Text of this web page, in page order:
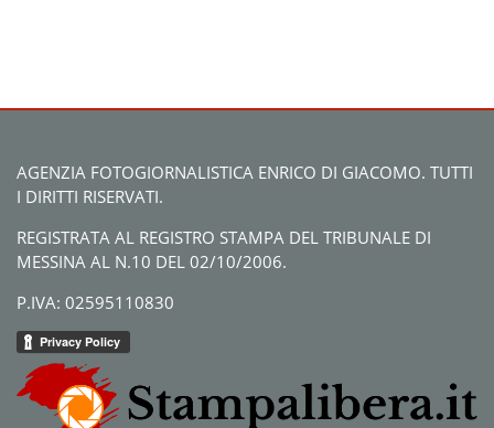
AGENZIA FOTOGIORNALISTICA ENRICO DI GIACOMO. TUTTI
I DIRITTI RISERVATI.
REGISTRATA AL REGISTRO STAMPA DEL TRIBUNALE DI
MESSINA AL N.10 DEL 02/10/2006.
P.IVA: 02595110830